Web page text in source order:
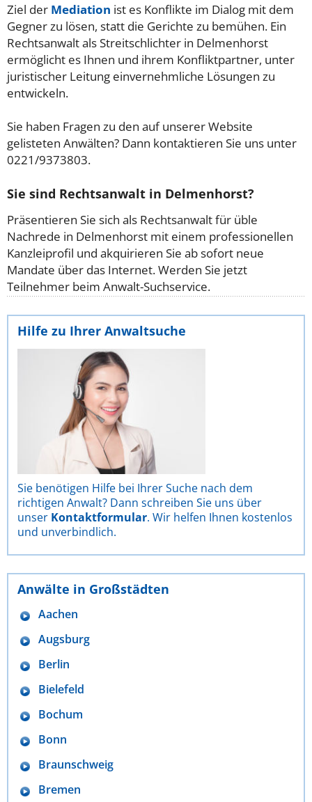
Ziel der Mediation ist es Konflikte im Dialog mit dem
Gegner zu lösen, statt die Gerichte zu bemühen. Ein
Rechtsanwalt als Streitschlichter in Delmenhorst
ermöglicht es Ihnen und ihrem Konfliktpartner, unter
juristischer Leitung einvernehmliche Lösungen zu
entwickeln.
Sie haben Fragen zu den auf unserer Website
gelisteten Anwälten? Dann kontaktieren Sie uns unter
0221/9373803.
Sie sind Rechtsanwalt in Delmenhorst?
Präsentieren Sie sich als Rechtsanwalt für üble
Nachrede in Delmenhorst mit einem professionellen
Kanzleiprofil und akquirieren Sie ab sofort neue
Mandate über das Internet. Werden Sie jetzt
Teilnehmer beim Anwalt-Suchservice.
Hilfe zu Ihrer Anwaltsuche
Sie benötigen Hilfe bei Ihrer Suche nach dem
richtigen Anwalt? Dann schreiben Sie uns über
unser Kontaktformular. Wir helfen Ihnen kostenlos
und unverbindlich.
Anwälte in Großstädten
Aachen
Augsburg
Berlin
Bielefeld
Bochum
Bonn
Braunschweig
Bremen